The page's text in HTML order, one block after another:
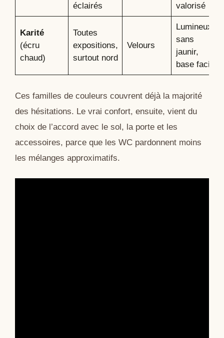
éclairés
valorisé
Karité
(écru
chaud)
Toutes
expositions,
surtout nord
Velours
Lumineux
sans
jaunir,
base facile
Ces familles de couleurs couvrent déjà la majorité
des hésitations. Le vrai confort, ensuite, vient du
choix de l’accord avec le sol, la porte et les
accessoires, parce que les WC pardonnent moins
les mélanges approximatifs.